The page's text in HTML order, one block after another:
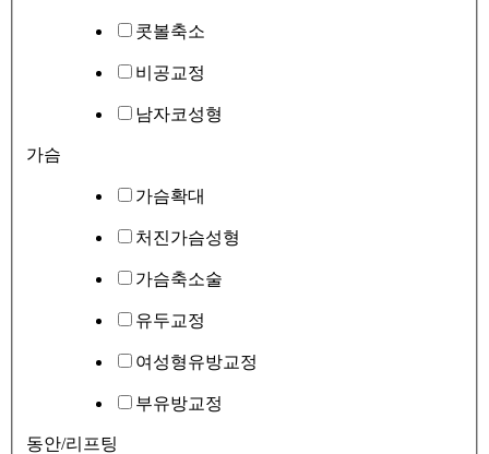
콧볼축소
비공교정
남자코성형
가슴
가슴확대
처진가슴성형
가슴축소술
유두교정
여성형유방교정
부유방교정
동안/리프팅